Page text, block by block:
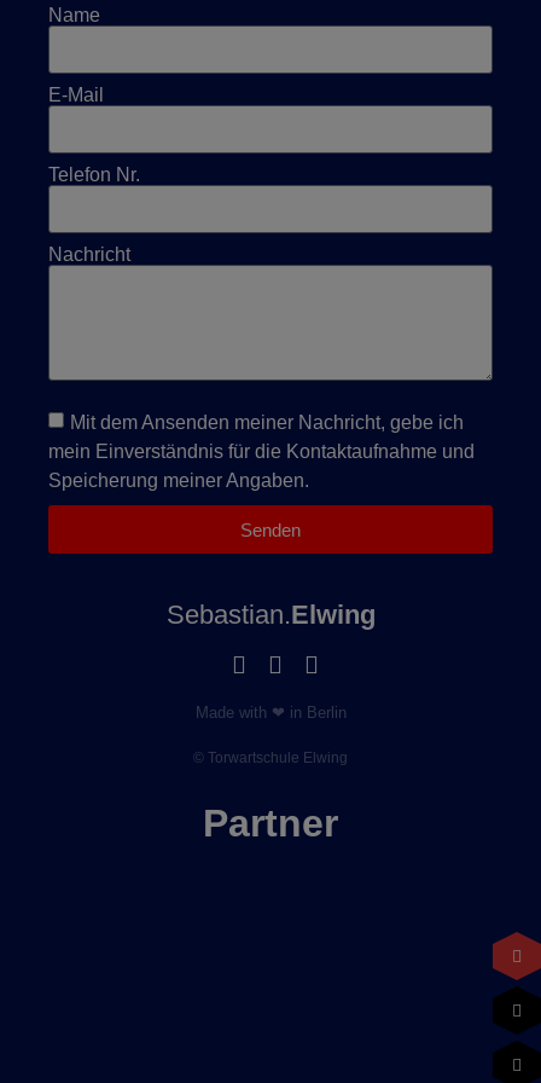
Name
E-Mail
Telefon Nr.
Nachricht
Mit dem Ansenden meiner Nachricht, gebe ich
mein Einverständnis für die Kontaktaufnahme und
Speicherung meiner Angaben.
Senden
Sebastian.Elwing
Made with ❤ in Berlin
© Torwartschule Elwing
Partner